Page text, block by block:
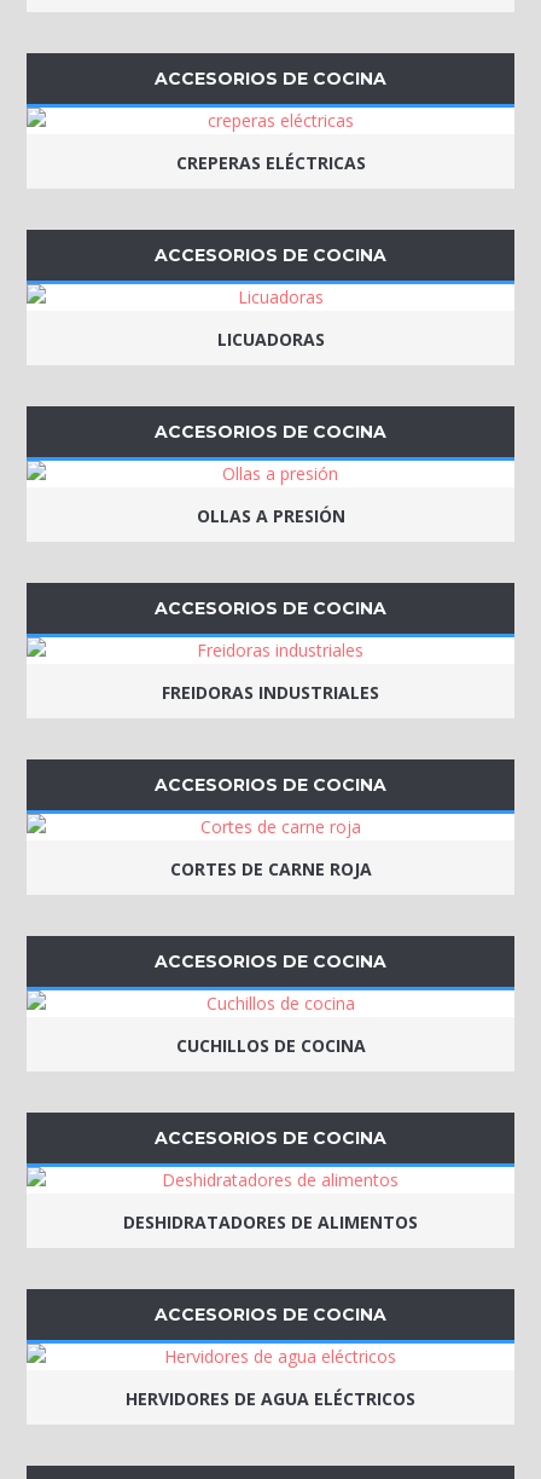
ACCESORIOS DE COCINA
CREPERAS ELÉCTRICAS
ACCESORIOS DE COCINA
LICUADORAS
ACCESORIOS DE COCINA
OLLAS A PRESIÓN
ACCESORIOS DE COCINA
FREIDORAS INDUSTRIALES
ACCESORIOS DE COCINA
CORTES DE CARNE ROJA
ACCESORIOS DE COCINA
CUCHILLOS DE COCINA
ACCESORIOS DE COCINA
DESHIDRATADORES DE ALIMENTOS
ACCESORIOS DE COCINA
HERVIDORES DE AGUA ELÉCTRICOS